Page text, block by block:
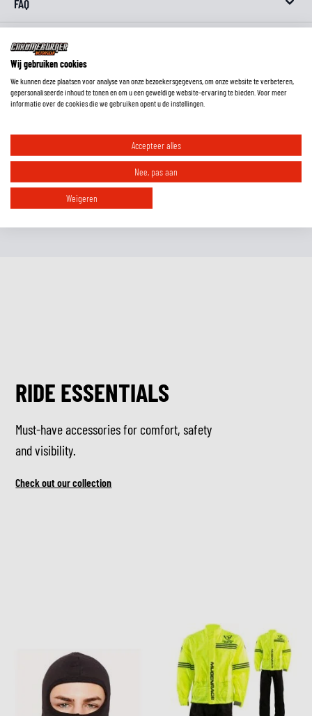
FAQ
Wat is de pasvorm van deze laarzen?
Welke laarzen zijn geschikt voor welk seizoen?
Zijn deze laarzen Europese maten of Amerikaanse maten?
RIDE ESSENTIALS
Must-have accessories for comfort, safety
and visibility.
Check out our collection
Wij gebruiken cookies
We kunnen deze plaatsen voor analyse van onze bezoekersgegevens, om onze website te verbeteren,
gepersonaliseerde inhoud te tonen en om u een geweldige website-ervaring te bieden. Voor meer
informatie over de cookies die we gebruiken opent u de instellingen.
Accepteer alles
Nee, pas aan
Weigeren